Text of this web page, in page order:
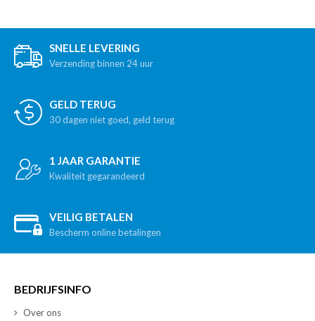
SNELLE LEVERING
Verzending binnen 24 uur
GELD TERUG
30 dagen niet goed, geld terug
1 JAAR GARANTIE
Kwaliteit gegarandeerd
VEILIG BETALEN
Bescherm online betalingen
BEDRIJFSINFO
Over ons